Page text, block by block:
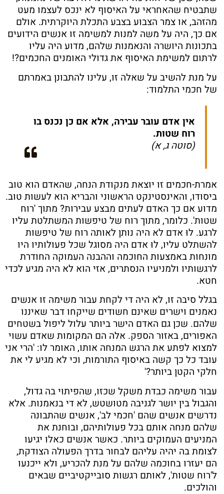
שתבטיח שהאחראי על האיסוף לא ינכס לעצמו מעט
מהזהב, או צמר הצבוע בצבע התכלת היוקרתית. אולם
אם כך, היה על משה למנות למשימה זו אנשים הידועים
בתכונות היושרה והנאמנות שלהם, מדוע היה עליו
לרתום למשימת האיסוף את גדולי האומנים החכמים?!
על מנת להשיב על שאלה זו, עלינו להתבונן באמרתם
של חכמי התלמוד:
אין אדם עובר עבירה, אלא אם כן נכנס בו
רוח שטות.
(סוטה ג, א)
אמרת-חכמים זו יוצאת מנקודת הנחה, שהאדם הוא טוב
ביסודו, והאינסטינקט הראשוני והבריא הוא לעשות טוב.
מדוע אם כך האדם לעתים מבצע עבירות? מתוך 'רוח
שטות'. כלומר, מתוך רוח של טיפשות המשתלטת עליו
לרגע. לוּ אדם לא היה נותן לאותה רוח של טיפשות
להשתלט עליו, לוּ אדם היה מסוגל שכל פעולותיו היו
מונחות באמצעות החוכמה וההבנה העמוקה החודרת
לרגשותיו ולמניעיו הנסתרים, אזי הוא לא היה מגיע לכדי
חטא.
בגלל סיבה זו, לא היה די לקחת עבור משימה זו אנשים
נאמנים וישרים שאינם חשודים שייקחו דבר שאיננו
שלהם. שכן גם האדם הישר ביותר עלול ליפול בשטחים
האפורים, באזור הספק. אלה הם המקומות שאדם עשוי
למצוא לפתע את הרגש המנחה אותו, האומר לו: 'הרי אני
עובד כל כך קשה באיסוף התורמות, וכי לא מגיע לי את
חלקי הקטן ביותר?'
עבור משימה כבדת משקל שכזו, שהפיתוי בה גדול,
והגבול בין יושר לגניבה מטושטש, לא די בנאמנות. אלא
נדרשים אנשים שהם 'חכמי לב', אנשים שהתבונה
שלהם מנחה אותם בכל פעולותיהם, ובוחנת את
המניעים העמוקים ביותר. כאשר אנשים כאלו יגיעו
לצומת בה יהיה עליהם לבחור בדרך הפעולה הצודקת,
הם יעזרו בחוכמה שלהם על מנת להכריע, ולא ייכנעו
ל'רוח שטות', לאותם רגשות סובייקטיביים שבאים
והולכים.